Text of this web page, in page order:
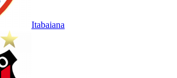
Itabaiana